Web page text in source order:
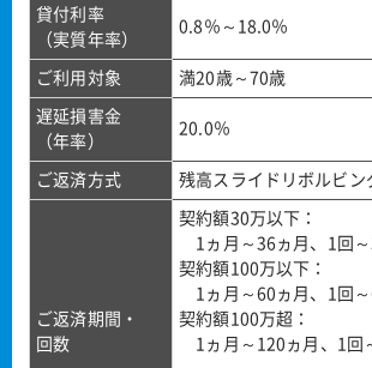
貸付利率
（実質年率）
0.8％～18.0％
ご利用対象 満20歳～70歳
遅延損害金
（年率）
20.0％
ご返済方式 残高スライドリボルビン
ご返済期間・
回数
契約額30万以下：
1ヵ月～36ヵ月、1回～
契約額100万以下：
1ヵ月～60ヵ月、1回～
契約額100万超：
1ヵ月～120ヵ月、1回